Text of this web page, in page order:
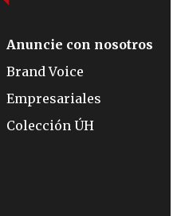
Anuncie con nosotros
Brand Voice
Empresariales
Colección ÚH